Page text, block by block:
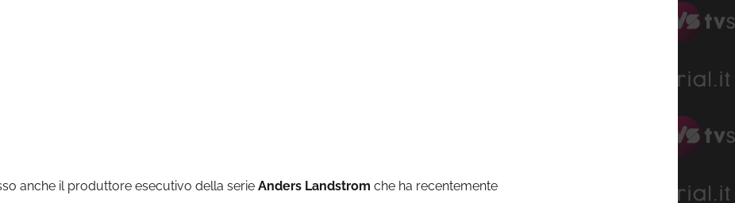
anche il produttore esecutivo della serie Anders Landstrom che ha recentemente